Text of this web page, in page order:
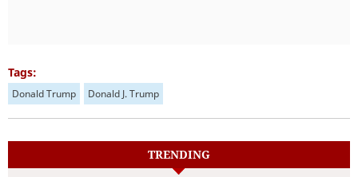
Tags:
Donald Trump Donald J. Trump
TRENDING